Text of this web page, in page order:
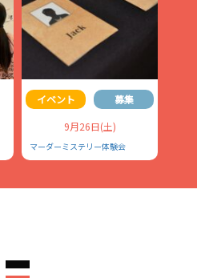
イベント
募集
9月26日(土)
マーダーミステリー体験会